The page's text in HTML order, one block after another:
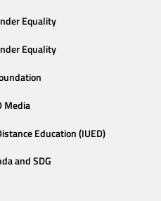
Equality
Equality
Media
Education (IUED)
and SDG